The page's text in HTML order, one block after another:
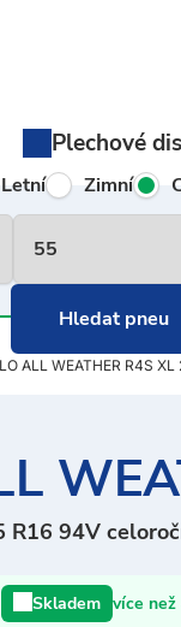
Plechové
Letní Zimní
ALL WEATHER R4S
R16 94V
Skladem více než